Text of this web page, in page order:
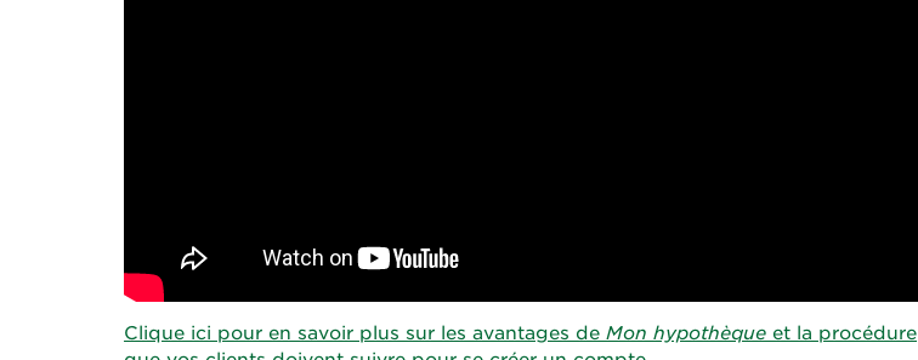
Clique ici pour en savoir plus sur les avantages de Mon hypothèque et la procédure